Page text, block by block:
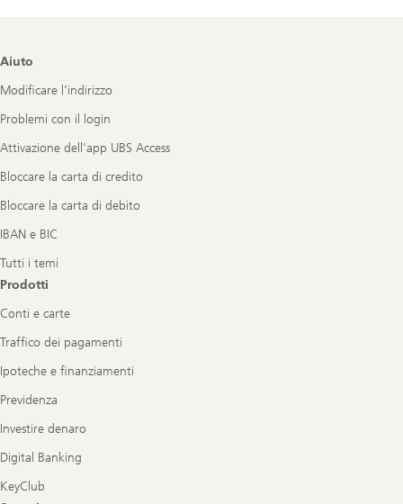
Footer
Aiuto
Modificare l’indirizzo
Problemi con il login
Attivazione dell'app UBS Access
Bloccare la carta di credito
Bloccare la carta di debito
IBAN e BIC
Tutti i temi
Prodotti
Conti e carte
Traffico dei pagamenti
Ipoteche e finanziamenti
Previdenza
Investire denaro
Digital Banking
KeyClub